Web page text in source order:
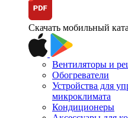
Скачать мобильный
Вентиляторы и
Обогреватели
Устройства для
микроклимата
Кондиционеры